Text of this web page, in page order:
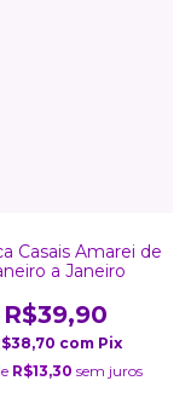
Casais Amarei de
a Janeiro
R$39,90
com Pix
R$13,30 sem juros